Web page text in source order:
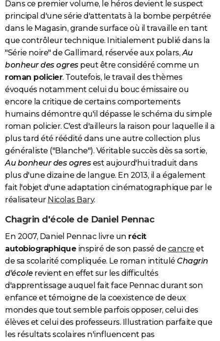
Dans ce premier volume, le héros devient le suspect
principal d'une série d'attentats à la bombe perpétrée
dans le Magasin, grande surface où il travaille en tant
que contrôleur technique. Initialement publié dans la
"Série noire" de Gallimard, réservée aux polars, Au
bonheur des ogres peut être considéré comme un
roman policier. Toutefois, le travail des thèmes
évoqués notamment celui du bouc émissaire ou
encore la critique de certains comportements
humains démontre qu'il dépasse le schéma du simple
roman policier. C'est d'ailleurs la raison pour laquelle il a
plus tard été réédité dans une autre collection plus
généraliste ("Blanche"). Véritable succès dès sa sortie,
Au bonheur des ogres est aujourd'hui traduit dans
plus d'une dizaine de langue. En 2013, il a également
fait l'objet d'une adaptation cinématographique par le
réalisateur Nicolas Bary.
Chagrin d'école de Daniel Pennac
En 2007, Daniel Pennac livre un récit
autobiographique inspiré de son passé de cancre et
de sa scolarité compliquée. Le roman intitulé Chagrin
d'écolerevient en effet sur les difficultés
d'apprentissage auquel fait face Pennac durant son
enfance et témoigne de la coexistence de deux
mondes que tout semble parfois opposer, celui des
élèves et celui des professeurs. Illustration parfaite que
les résultats scolaires n'influencent pas